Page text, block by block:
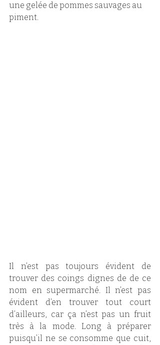
une gelée de pommes sauvages au
piment.
Il n’est pas toujours évident de
trouver des coings dignes de de ce
nom en supermarché. Il n’est pas
évident d’en trouver tout court
d’ailleurs, car ça n’est pas un fruit
très à la mode. Long à préparer
puisqu’il ne se consomme que cuit,